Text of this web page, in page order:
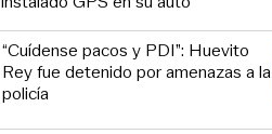
“Cuídense pacos y PDI”: Huevito
Rey fue detenido por amenazas a la
policía